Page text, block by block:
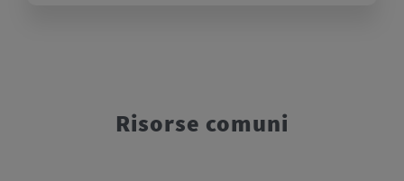
Risorse comuni